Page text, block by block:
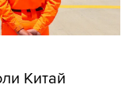
Китай